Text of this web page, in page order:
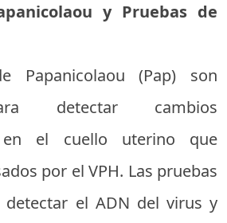
y Pruebas de
Papanicolaou (Pap) son
detectar cambios
en el cuello uterino que
por el VPH. Las pruebas
detectar el ADN del virus y